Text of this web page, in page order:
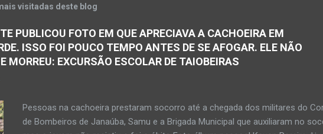
visitadas deste blog
PUBLICOU FOTO EM QUE APRECIAVA A CACHOEIRA EM
ISSO FOI POUCO TEMPO ANTES DE SE AFOGAR. ELE NÃO
MORREU: EXCURSÃO ESCOLAR DE TAIOBEIRAS
Pessoas na cachoeira prestaram socorro até a chegada dos militares do
de Bombeiros de Janaúba, Samu e a Brigada Municipal que auxiliaram no